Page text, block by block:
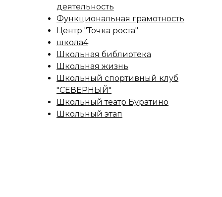
деятельность
Функциональная грамотность
Центр "Точка роста"
школа4
Школьная библиотека
Школьная жизнь
Школьный спортивный клуб
"СЕВЕРНЫЙ"
Школьный театр Буратино
Школьный этап